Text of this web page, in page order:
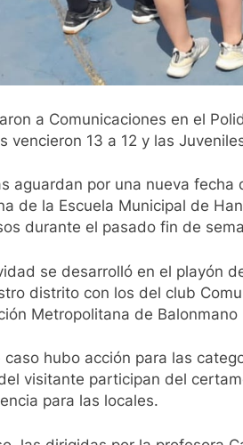
a Comunicaciones en el
vencieron 13 a 12 y las
aguardan por una nueva
de la Escuela Municipal de
durante el pasado fin de
se desarrolló en el playón
distrito con los del club
Metropolitana de Balonmano
caso hubo acción para las
visitante participan del
para las locales.